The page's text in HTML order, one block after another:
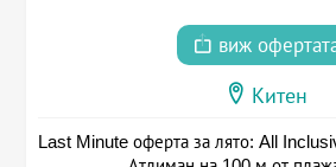
виж
Китен
Last Minute оферта за лято: All